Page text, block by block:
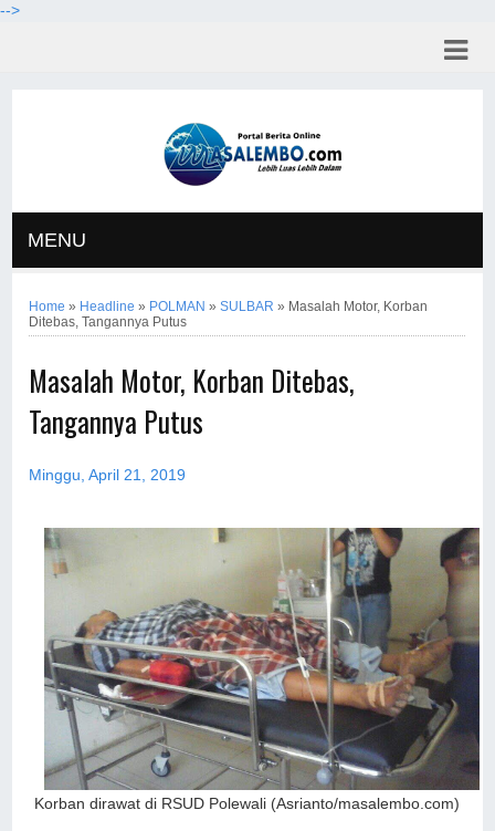
-->
MENU
Home » Headline » POLMAN »SULBAR » Masalah Motor, Korban
Ditebas, Tangannya Putus
Masalah Motor, Korban Ditebas,
Tangannya Putus
Minggu, April 21, 2019
Korban dirawat di RSUD Polewali (Asrianto/masalembo.com)